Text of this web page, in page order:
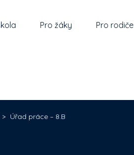
Pro žáky Pro rodiče
> Úřad práce – 8.B